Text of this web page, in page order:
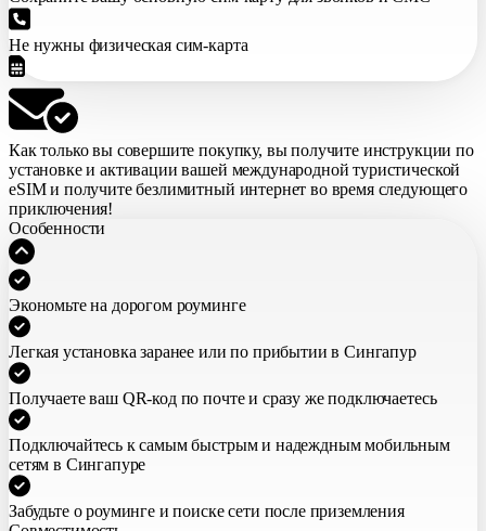
Не нужны физическая сим-карта
Как только вы совершите покупку, вы получите инструкции по
установке и активации вашей международной туристической
eSIMи получите безлимитный интернет во время следующего
приключения!
Особенности
Экономьте на дорогом роуминге
Легкая установка заранее или по прибытии в Сингапур
Получаете ваш QR-код по почте и сразу же подключаетесь
Подключайтесь к самым быстрым и надеждным мобильным
сетям в Сингапуре
Забудьте о роуминге и поиске сети после приземления